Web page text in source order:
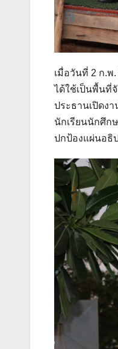
เมื่อวันที่ 2 ก.
ได้ใช้เป็นพื้นที่
ประธานเปิดง
นักเรียนนักศึก
ปกป้องแผ่นอธิ